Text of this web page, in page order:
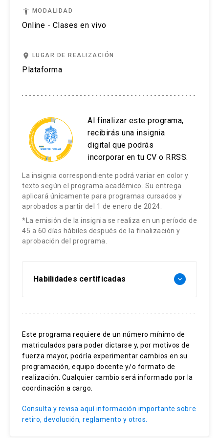
lingüística escrita
Producción espontánea de textos orales
pareja y en grupo (se dividen en 3 grupos de 5
un LMS a través de una plataforma digital. En
este espacio digital podrán encontrar la
documentación del programa, material de
práctica adicional, apuntes de estudio, si aplica,
Para medir los avances, cada cierto número de
horas de clases, se aplican evaluaciones y al
término del curso se realiza el examen final, para
medir la internalización de los contenidos.
accessibility MODALIDAD
Online - Clases en vivo
place LUGAR DE REALIZACIÓN
Plataforma
Al finalizar este programa,
recibirás una insignia
digital que podrás
incorporar en tu CV o RRSS.
La insignia correspondiente podrá variar en color y
texto según el programa académico. Su entrega
aplicará únicamente para programas cursados y
aprobados a partir del 1 de enero de 2024.
*La emisión de la insignia se realiza en un período de
45 a 60 días hábiles después de la finalización y
aprobación del programa.
Habilidades certificadas keyboard_arrow_down
Comprender conversaciones básicas
Expresar opiniones básicas
Entender textos elementales
Este programa requiere de un número mínimo de
matriculados para poder dictarse y, por motivos de
fuerza mayor, podría experimentar cambios en su
programación, equipo docente y/o formato de
realización. Cualquier cambio será informado por la
coordinación a cargo.
Consulta y revisa aquí información importante sobre
retiro, devolución, reglamento y otros.